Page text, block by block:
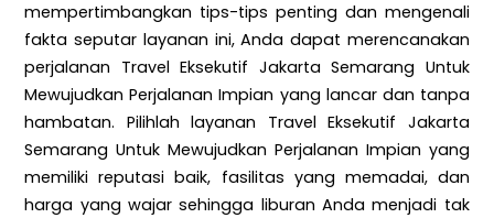
mempertimbangkan tips-tips penting dan mengenali
fakta seputar layanan ini, Anda dapat merencanakan
perjalanan Travel Eksekutif Jakarta Semarang Untuk
Mewujudkan Perjalanan Impian yang lancar dan tanpa
hambatan. Pilihlah layanan Travel Eksekutif Jakarta
Semarang Untuk Mewujudkan Perjalanan Impian yang
memiliki reputasi baik, fasilitas yang memadai, dan
harga yang wajar sehingga liburan Anda menjadi tak